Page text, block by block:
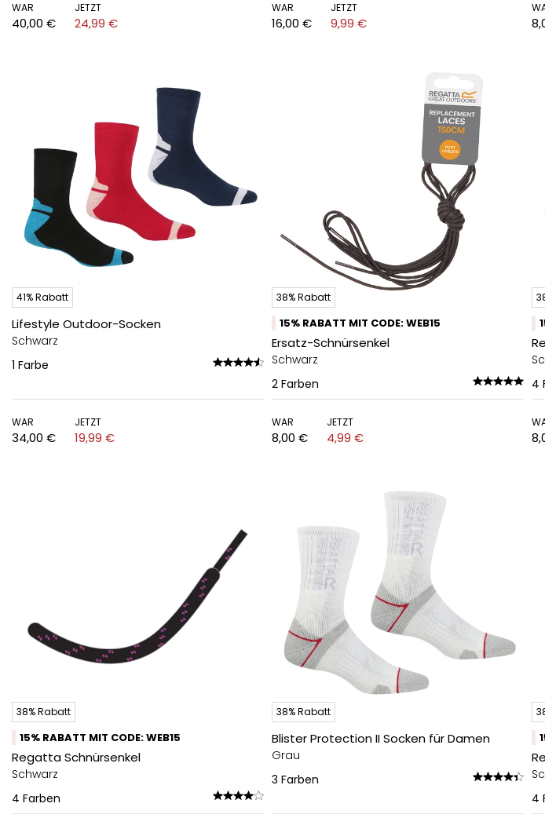
WAR
40,00 €
JETZT
24,99 €
WAR
16,00 €
JETZT
9,99 €
41% Rabatt
Lifestyle Outdoor-Socken
Schwarz
1 Farbe
WAR
34,00 €
JETZT
19,99 €
38% Rabatt
15% RABATT MIT CODE: WEB15
Ersatz-Schnürsenkel
Schwarz
2 Farben
WAR
8,00 €
JETZT
4,99 €
4
38% Rabatt
15% RABATT MIT CODE: WEB15
Regatta Schnürsenkel
Schwarz
4 Farben
38% Rabatt
Blister Protection II Socken für Damen
Grau
3 Farben
4